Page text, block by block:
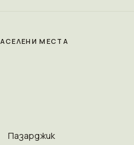
МЕСТА
Пазарджик